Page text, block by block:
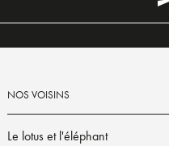
NOS VOISINS
Le lotus et l'éléphant